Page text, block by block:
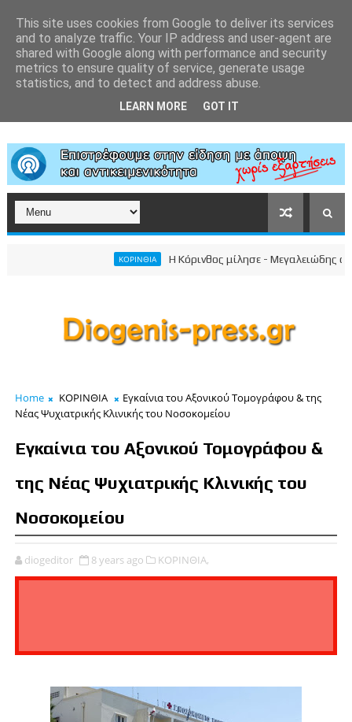
ΚΟΡΙΝΘΙΑ Η Κόρινθος μίλησε - Μεγαλειώδης
Home ΚΟΡΙΝΘΙΑ
Εγκαίνια του Αξονικού Τομογράφου & της
Νέας Ψυχιατρικής Κλινικής του Νοσοκομείου
Εγκαίνια του Αξονικού Τομογράφου &
της Νέας Ψυχιατρικής Κλινικής του
Νοσοκομείου
diogeditor 8 years ago ΚΟΡΙΝΘΙΑ,
This site uses cookies from Google to deliver its services
and to analyze traffic. Your IP address and user-agent are
shared with Google along with performance and security
metrics to ensure quality of service, generate usage
statistics, and to detect and address abuse.
LEARN MORE GOT IT